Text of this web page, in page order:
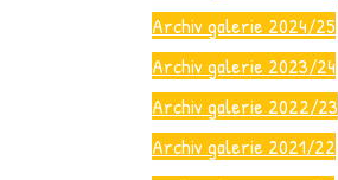
Archiv galerie 2024/25
Archiv galerie 2023/24
Archiv galerie 2022/23
Archiv galerie 2021/22